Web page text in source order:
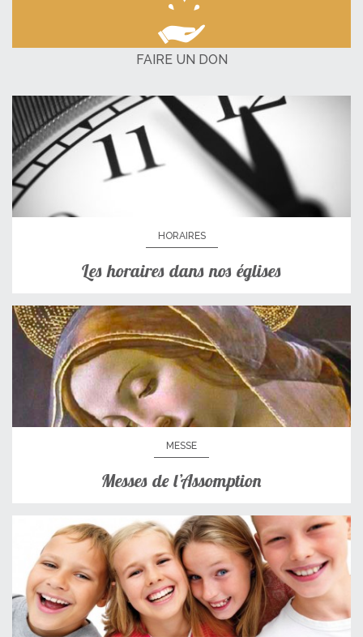
FAIRE UN DON
HORAIRES
Les horaires dans nos églises
MESSE
Messes de l’Assomption